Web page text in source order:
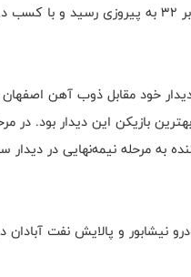
به مرحله نیمه‌نهایی در